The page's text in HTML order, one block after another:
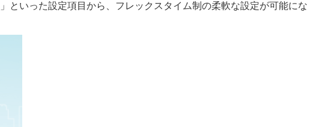
といった設定項目から、フレックスタイム制の柔軟な設定が可能にな